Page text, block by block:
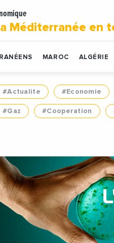
Méditerranée en
MAROC ALGÉRIE
#Actualite #Economie
#Gaz #Cooperation